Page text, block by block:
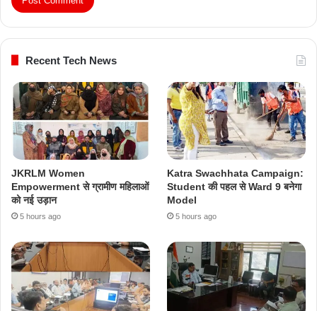
Recent Tech News
JKRLM Women
Empowerment से ग्रामीण महिलाओं
को नई उड़ान
5 hours ago
Katra Swachhata Campaign:
Student की पहल से Ward 9 बनेगा
Model
5 hours ago